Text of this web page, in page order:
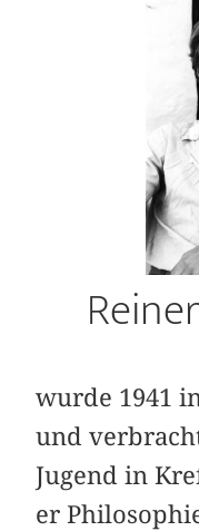
wurde 1941
und
Jugend in
er